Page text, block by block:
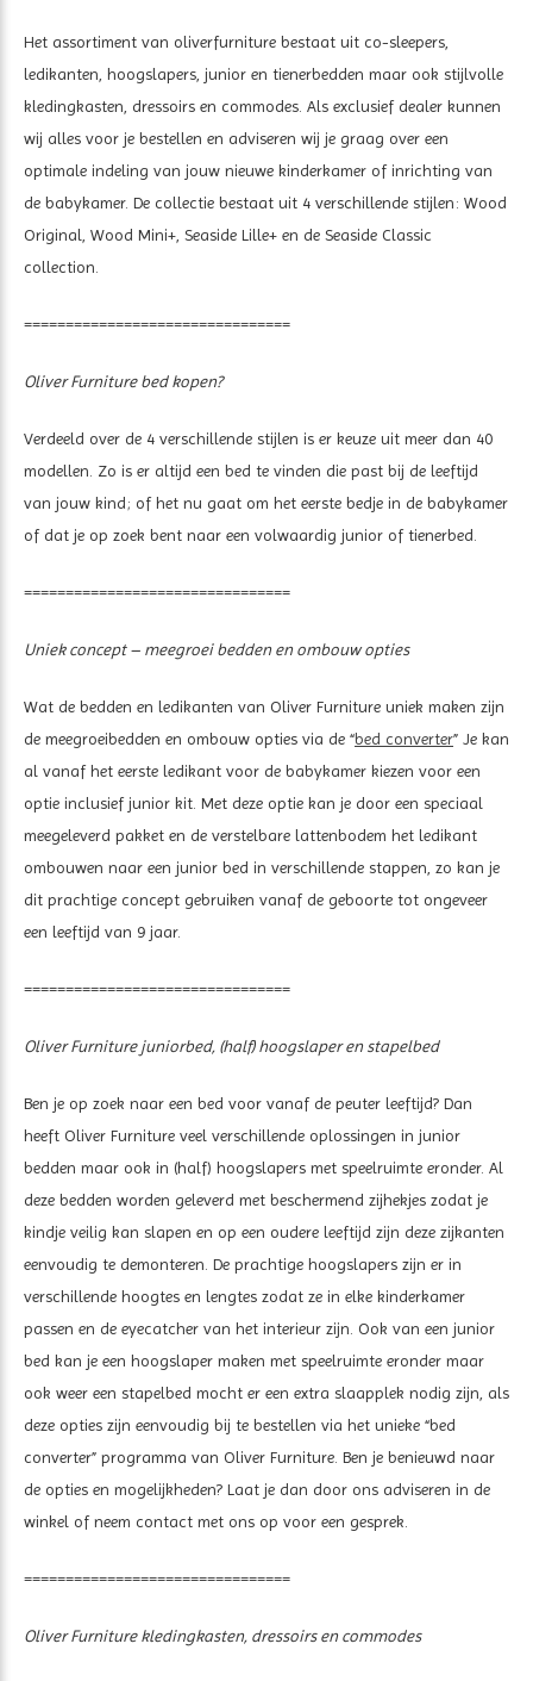
Het assortiment van oliverfurniture bestaat uit co-sleepers,
ledikanten, hoogslapers, junior en tienerbedden maar ook stijlvolle
kledingkasten, dressoirs en commodes. Als exclusief dealer kunnen
wij alles voor je bestellen en adviseren wij je graag over een
optimale indeling van jouw nieuwe kinderkamer of inrichting van
de babykamer. De collectie bestaat uit 4 verschillende stijlen: Wood
Original, Wood Mini+, Seaside Lille+ en de Seaside Classic
collection.
================================
Oliver Furniture bed kopen?
Verdeeld over de 4 verschillende stijlen is er keuze uit meer dan 40
modellen. Zo is er altijd een bed te vinden die past bij de leeftijd
van jouw kind; of het nu gaat om het eerste bedje in de babykamer
of dat je op zoek bent naar een volwaardig junior of tienerbed.
================================
Uniek concept – meegroei bedden en ombouw opties
Wat de bedden en ledikanten van Oliver Furniture uniek maken zijn
de meegroeibedden en ombouw opties via de “bed converter” Je kan
al vanaf het eerste ledikant voor de babykamer kiezen voor een
optie inclusief junior kit. Met deze optie kan je door een speciaal
meegeleverd pakket en de verstelbare lattenbodem het ledikant
ombouwen naar een junior bed in verschillende stappen, zo kan je
dit prachtige concept gebruiken vanaf de geboorte tot ongeveer
een leeftijd van 9 jaar.
================================
Oliver Furniture juniorbed, (half) hoogslaper en stapelbed
Ben je op zoek naar een bed voor vanaf de peuter leeftijd? Dan
heeft Oliver Furniture veel verschillende oplossingen in junior
bedden maar ook in (half) hoogslapers met speelruimte eronder. Al
deze bedden worden geleverd met beschermend zijhekjes zodat je
kindje veilig kan slapen en op een oudere leeftijd zijn deze zijkanten
eenvoudig te demonteren. De prachtige hoogslapers zijn er in
verschillende hoogtes en lengtes zodat ze in elke kinderkamer
passen en de eyecatcher van het interieur zijn. Ook van een junior
bed kan je een hoogslaper maken met speelruimte eronder maar
ook weer een stapelbed mocht er een extra slaapplek nodig zijn, als
deze opties zijn eenvoudig bij te bestellen via het unieke “bed
converter” programma van Oliver Furniture. Ben je benieuwd naar
de opties en mogelijkheden? Laat je dan door ons adviseren in de
winkel of neem contact met ons op voor een gesprek.
================================
Oliver Furniture kledingkasten, dressoirs en commodes